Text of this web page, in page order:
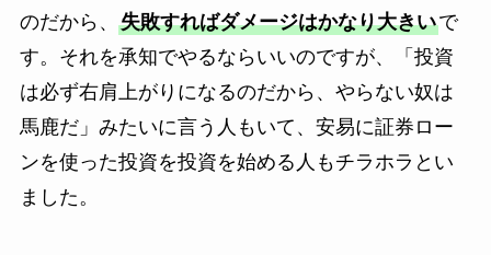
のだから、 失敗すればダメージはかなり大きいで
す。それを承知でやるならいいのですが、「投資
は必ず右肩上がりになるのだから、やらない奴は
馬鹿だ」みたいに言う人もいて、安易に証券ロー
ンを使った投資を投資を始める人もチラホラとい
ました。